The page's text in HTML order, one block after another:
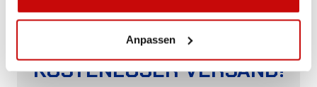
Anpassen
KOSTENLOSER VERSAND!